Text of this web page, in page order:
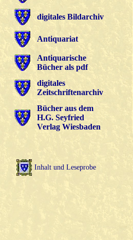
digitales Bildarchiv
Antiquariat
Antiquarische
Bücher als pdf
digitales
Zeitschriftenarchiv
Bücher aus dem
H.G. Seyfried
Verlag Wiesbaden
Inhalt und Leseprobe